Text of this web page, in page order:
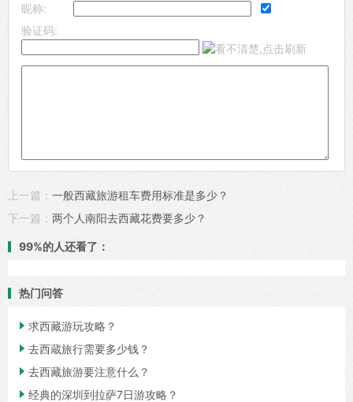
昵称:
验证码:
上一篇： 一般西藏旅游租车费用标准是多少？
下一篇： 两个人南阳去西藏花费要多少？
99%的人还看了：
热门问答
 求西藏游玩攻略？
 去西蔵旅行需要多少钱？
 去西藏旅游要注意什么？
 经典的深圳到拉萨7日游攻略？